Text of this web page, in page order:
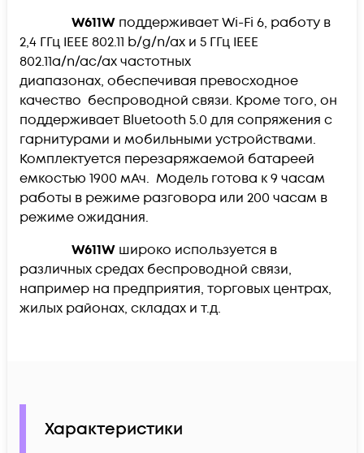
W611W поддерживает Wi-Fi 6, работу в
2,4 ГГц IEEE 802.11 b/g/n/ax и 5 ГГц IEEE
802.11a/n/ac/ax частотных
диапазонах, обеспечивая превосходное
качество беспроводной связи. Кроме того, он
поддерживает Bluetooth 5.0 для сопряжения с
гарнитурами и мобильными устройствами.
Комплектуется перезаряжаемой батареей
емкостью 1900 мАч. Модель готова к 9 часам
работы в режиме разговора или 200 часам в
режиме ожидания.
W611W широко используется в
различных средах беспроводной связи,
например на предприятия, торговых центрах,
жилых районах, складах и т.д.
Характеристики